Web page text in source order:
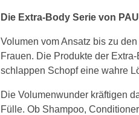
Die Extra-Body Serie von
Volumen vom Ansatz bis zu
Frauen. Die Produkte der
schlappen Schopf eine wahre
Die Volumenwunder kräftigen
Fülle. Ob Shampoo,